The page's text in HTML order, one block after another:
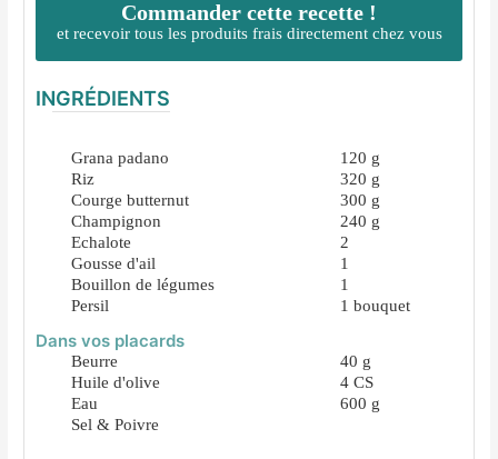
Commander cette recette !
et recevoir tous les produits frais directement chez vous
INGRÉDIENTS
Grana padano 120 g
Riz
320 g
Courge butternut
300 g
Champignon
240 g
Echalote
2
Gousse d'ail
1
Bouillon de légumes
1
Persil
1 bouquet
Dans vos placards
Beurre 40 g
Huile d'olive
4 CS
Eau
600 g
Sel & Poivre